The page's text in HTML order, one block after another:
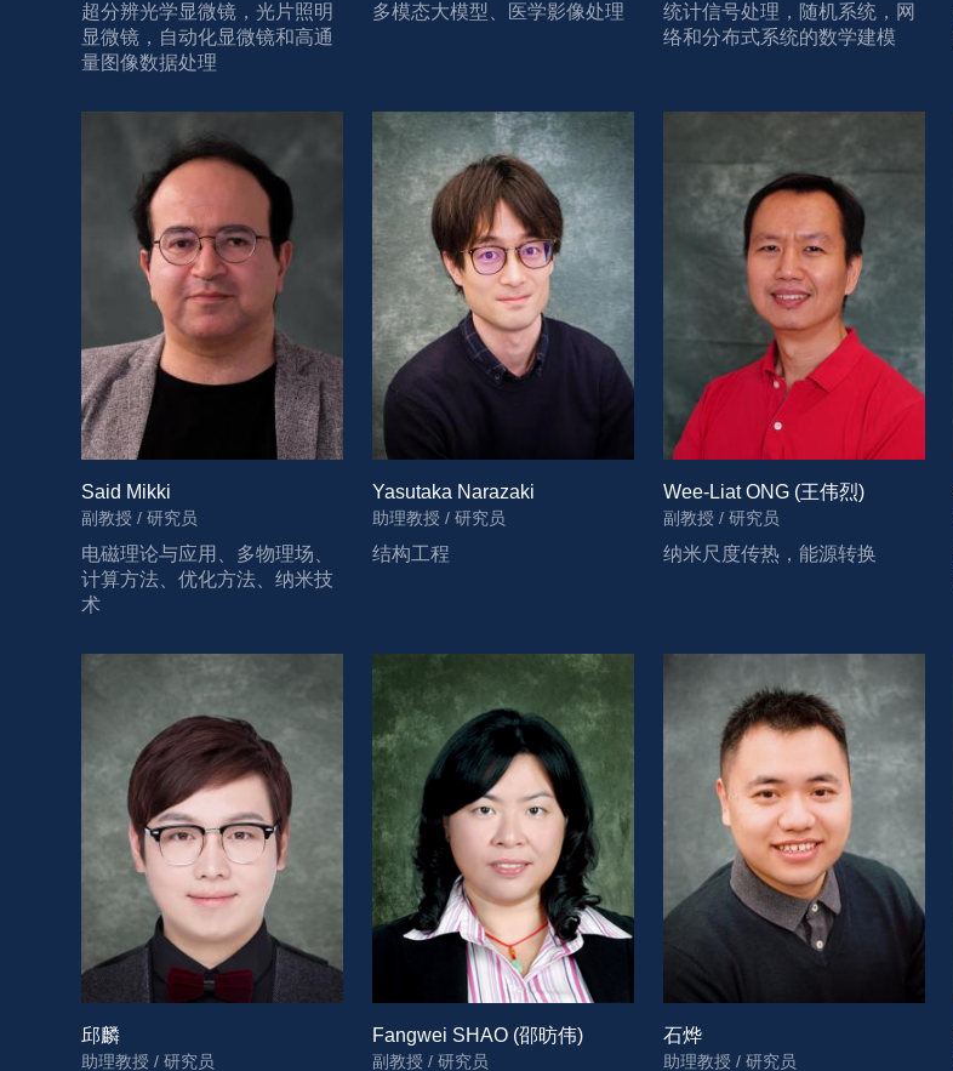
超分辨光学显微镜，光片照明
显微镜，自动化显微镜和高通
量图像数据处理
多模态大模型、医学影像处理
统计信号处理，随机系统，网
络和分布式系统的数学建模
Said Mikki
副教授 / 研究员
电磁理论与应用、多物理场、
计算方法、优化方法、纳米技
术
Yasutaka Narazaki
助理教授 / 研究员
结构工程
Wee-Liat ONG (王伟烈)
副教授 / 研究员
纳米尺度传热，能源转换
邱麟
助理教授 / 研究员
Fangwei SHAO (邵昉伟)
副教授 / 研究员
石烨
助理教授 / 研究员